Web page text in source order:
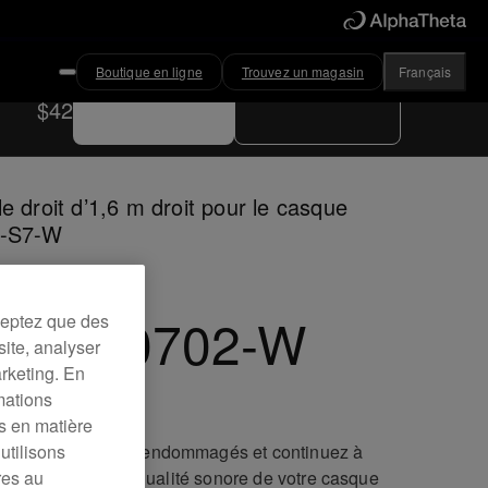
Boutique en ligne Trouvez un magasin Français
$42
Acheter maintenant Trouvez un magasin
droit d’1,6 m droit pour le casque
S7-W
CA0702-W
vos câbles endommagés et continuez à
de l’excellente qualité sonore de votre casque
que des
analyser
En
en matière
au